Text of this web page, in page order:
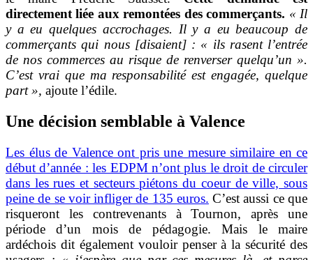
directement liée aux remontées des commerçants. « Il
y a eu quelques accrochages. Il y a eu beaucoup de
commerçants qui nous [disaient] : « ils rasent l’entrée
de nos commerces au risque de renverser quelqu’un ».
C’est vrai que ma responsabilité est engagée, quelque
part », ajoute l’édile.
Une décision semblable à Valence
Les élus de Valence ont pris une mesure similaire en ce
début d’année : les EDPM n’ont plus le droit de circuler
dans les rues et secteurs piétons du coeur de ville, sous
peine de se voir infliger de 135 euros. C’est aussi ce que
risqueront les contrevenants à Tournon, après une
période d’un mois de pédagogie. Mais le maire
ardéchois dit également vouloir penser à la sécurité des